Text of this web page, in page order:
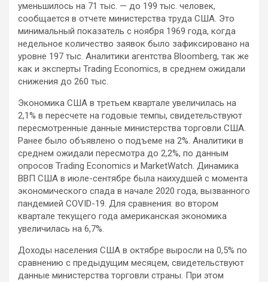
уменьшилось на 71 тыс. — до 199 тыс. человек,
сообщается в отчете министерства труда США. Это
минимальный показатель с ноября 1969 года, когда
недельное количество заявок было зафиксировано на
уровне 197 тыс. Аналитики агентства Bloomberg, так же
как и эксперты Trading Economics, в среднем ожидали
снижения до 260 тыс.
Экономика США в третьем квартале увеличилась на
2,1% в пересчете на годовые темпы, свидетельствуют
пересмотренные данные министерства торговли США.
Ранее было объявлено о подъеме на 2%. Аналитики в
среднем ожидали пересмотра до 2,2%, по данным
опросов Trading Economics и MarketWatch. Динамика
ВВП США в июле-сентябре была наихудшей с момента
экономического спада в начале 2020 года, вызванного
пандемией COVID-19. Для сравнения: во втором
квартале текущего года американская экономика
увеличилась на 6,7%.
Доходы населения США в октябре выросли на 0,5% по
сравнению с предыдущим месяцем, свидетельствуют
данные министерства торговли страны. При этом